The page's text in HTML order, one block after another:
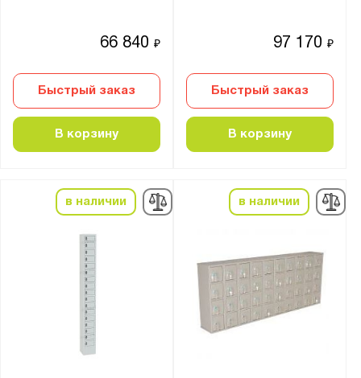
66 840₽
Быстрый заказ
В корзину
97 170₽
Быстрый заказ
В корзину
в наличии в наличии